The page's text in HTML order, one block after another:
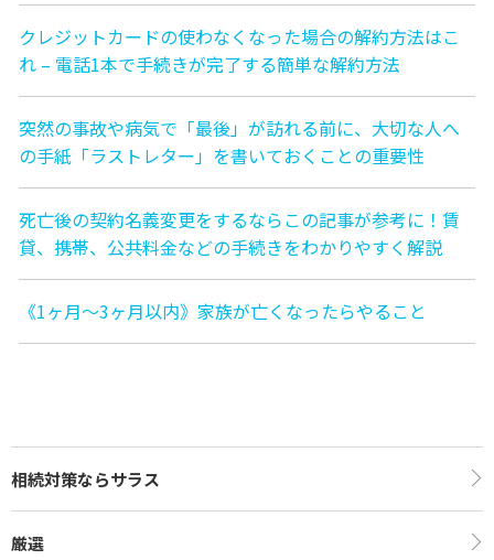
クレジットカードの使わなくなった場合の解約方法はこ
れ – 電話1本で手続きが完了する簡単な解約方法
突然の事故や病気で「最後」が訪れる前に、大切な人へ
の手紙「ラストレター」を書いておくことの重要性
死亡後の契約名義変更をするならこの記事が参考に！賃
貸、携帯、公共料金などの手続きをわかりやすく解説
《1ヶ月〜3ヶ月以内》家族が亡くなったらやること
相続対策ならサラス
厳選